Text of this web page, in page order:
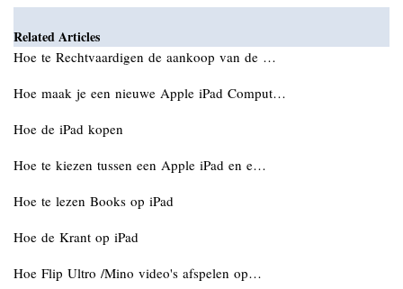
Related Articles
Hoe te Rechtvaardigen de aankoop van de …
Hoe maak je een nieuwe Apple iPad Comput…
Hoe de iPad kopen
Hoe te kiezen tussen een Apple iPad en e…
Hoe te lezen Books op iPad
Hoe de Krant op iPad
Hoe Flip Ultro /Mino video's afspelen op…